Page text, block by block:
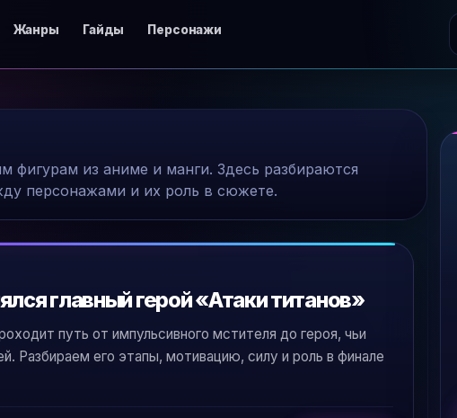
Жанры Гайды Персонажи
из аниме и манги. Здесь разбираются
персонажами и их роль в сюжете.
главный герой «Атаки титанов»
путь от импульсивного мстителя до героя, чьи
Разбираем его этапы, мотивацию, силу и роль в финале